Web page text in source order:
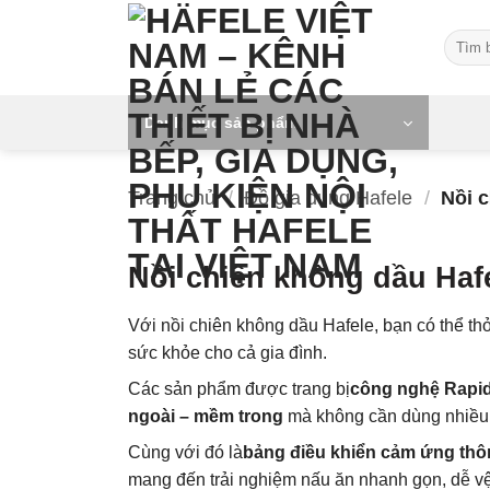
Tìm
kiếm:
Danh mục sản phẩm
Trang chủ / Đồ gia dụng Hafele / Nồi
Nồi chiên không dầu
Với nồi chiên không dầu Hafele, bạn có thể
sức khỏe cho cả gia đình.
Các sản phẩm được trang bịcông nghệ
ngoài – mềm trong mà không cần dùng
Cùng với đó là bảng điều khiển cảm ứng
mang đến trải nghiệm nấu ăn nhanh gọn, dễ